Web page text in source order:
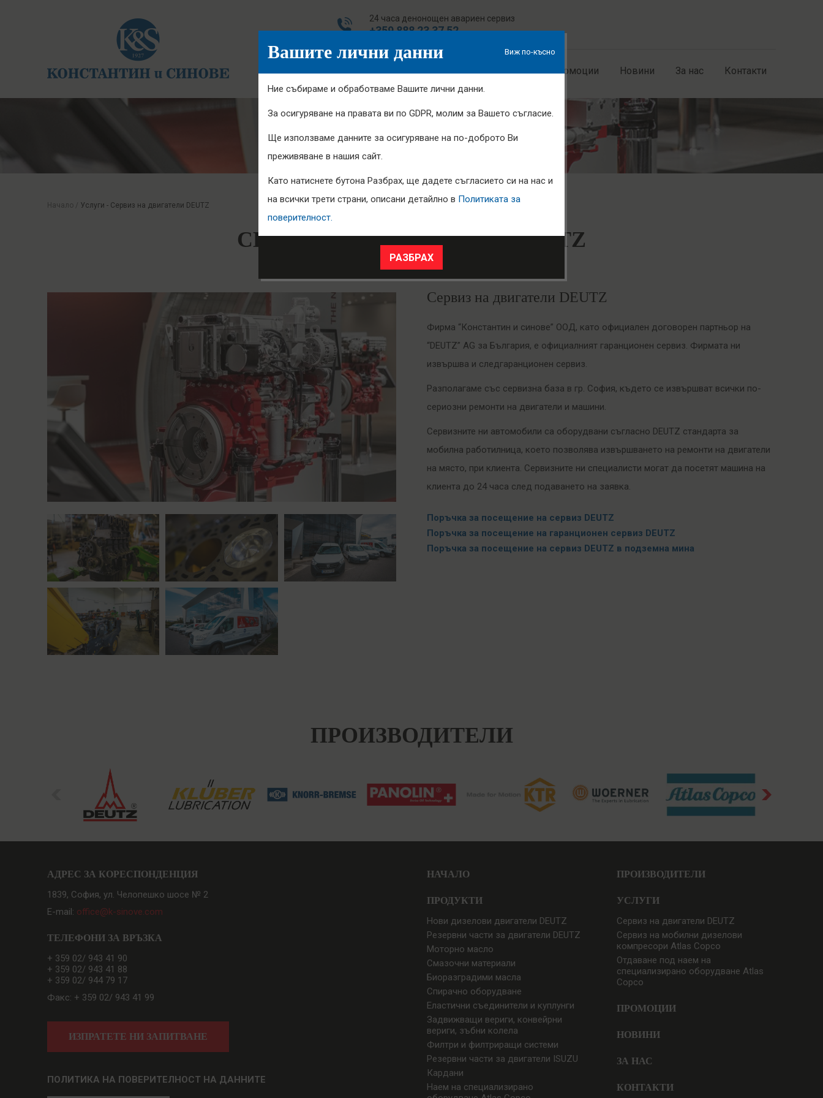
Продукти Производители Услуги Промоции Новини За нас Контакти
24 часа денонощен авариен сервиз
+359 888 23 37 52
Начало Услуги - Сервиз на двигатели DEUTZ
СЕРВИЗ НА ДВИГАТЕЛИ DEUTZ
Сервиз на двигатели DEUTZ
Фирма “Константин и синове” ООД, като официален договорен партньор на
“DEUTZ” AG за България, е официалният гаранционен сервиз. Фирмата ни
извършва и следгаранционен сервиз.
Разполагаме със сервизна база в гр. София, където се извършват всички по-
сериозни ремонти на двигатели и машини.
Сервизните ни автомобили са оборудвани съгласно DEUTZ стандартa за
мобилна работилница, което позволява извършването на ремонти на двигатели
на място, при клиента. Сервизните ни специалисти могат да посетят машина на
клиента до 24 часа след подаването на заявка.
Поръчка за посещение на сервиз DEUTZ
Поръчка за посещение на гаранционен сервиз DEUTZ
Поръчка за посещение на сервиз DEUTZ в подземна мина
ПРОИЗВОДИТЕЛИ
АДРЕС ЗА КОРЕСПОНДЕНЦИЯ
1839, София, ул. Челопешко шосе № 2
E-mail: office@k-sinove.com
ТЕЛЕФОНИ ЗА ВРЪЗКА
+ 359 02/ 943 41 90
+ 359 02/ 943 41 88
+ 359 02/ 944 79 17
Факс: + 359 02/ 943 41 99
ИЗПРАТЕТЕ НИ ЗАПИТВАНЕ
ПОЛИТИКА НА ПОВЕРИТЕЛНОСТ НА ДАННИТЕ
НАЧАЛО
ПРОДУКТИ
Нови дизелови двигатели DEUTZ
Резервни части за двигатели DEUTZ
Моторно масло
Смазочни материали
Биоразградими масла
Спирачно оборудване
Еластични съединители и куплунги
Задвижващи вериги, конвейрни
вериги, зъбни колела
Филтри и филтриращи системи
Резервни части за двигатели ISUZU
Кардани
Наем на специализирано
ПРОИЗВОДИТЕЛИ
УСЛУГИ
Сервиз на двигатели DEUTZ
Сервиз на мобилни дизелови
компресори Atlas Copco
Отдаване под наем на
специализирано оборудване Atlas
Copco
ПРОМОЦИИ
НОВИНИ
ЗА НАС
КОНТАКТИ
Вашите лични данни
Ние събираме и обработваме Вашите лични данни.
За осигуряване на правата ви по GDPR, молим за Вашето съгласие.
Ще използваме данните за осигуряване на по-доброто Ви
преживяване в нашия сайт.
Като натиснете бутона Разбрах, ще дадете съгласието си на нас и
на всички трети страни, описани детайлно в Политиката за
поверителност.
Виж по-късно